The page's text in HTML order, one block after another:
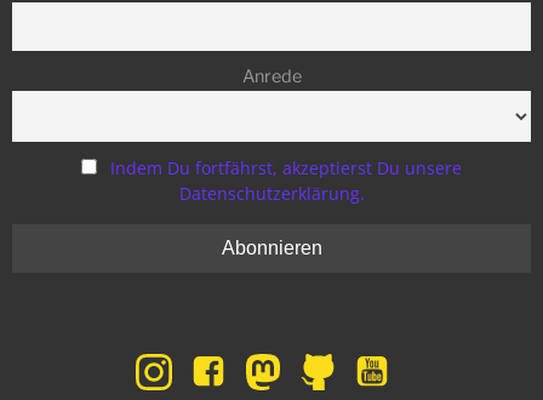
Anrede
Indem Du fortfährst, akzeptierst Du unsere
Datenschutzerklärung.